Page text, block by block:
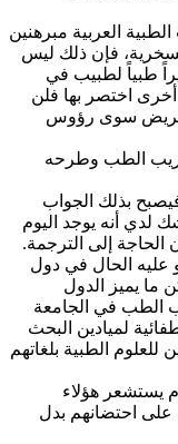
العربية مبرهنين
فإن ذلك ليس
طبياً لطبيب في
اختصر بها فلن
سوى رؤوس
الطب وطرحه
بذلك الجواب
لدي أنه يوجد اليوم
الحاجة إلى الترجمة.
عليه الحال في دول
ما يميز الدول
الطب في الجامعة
لميادين البحث
للعلوم الطبية بلغاتهم
يستشعر هؤلاء
على احتضانهم بدل